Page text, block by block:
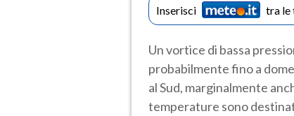
Inserisci tra le
Un vortice di bassa
probabilmente fino a
al Sud, marginalmente
temperature sono